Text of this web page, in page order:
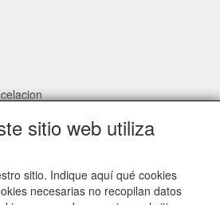
LÁTEX LPM
sitio web utiliza
sitio. Indique aquí qué cookies
necesarias no recopilan datos